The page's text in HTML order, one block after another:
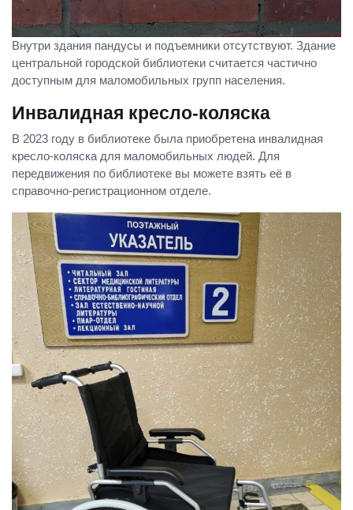
Внутри здания пандусы и подъемники отсутствуют. Здание
центральной городской библиотеки считается частично
доступным для маломобильных групп населения.
Инвалидная кресло-коляска
В 2023 году в библиотеке была приобретена инвалидная
кресло-коляска для маломобильных людей. Для
передвижения по библиотеке вы можете взять её в
справочно-регистрационном отделе.